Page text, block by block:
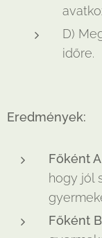
D)
időre.
Eredmények:
Főként
hogy jól
Főként